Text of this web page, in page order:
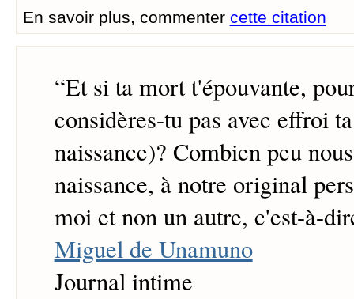
En savoir plus, commenter cette citation
“Et si ta mort t'épouvante,
considères-tu pas avec effroi
naissance)? Combien peu
naissance, à notre original
moi et non un autre, c'est-à-
Miguel de Unamuno
Journal intime